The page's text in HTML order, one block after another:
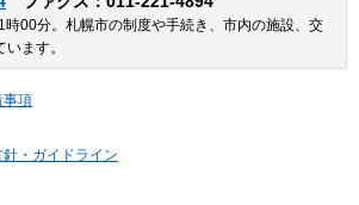
00分。札幌市の制度や手続き、市内の施設、交
ます。
事項
・ガイドライン